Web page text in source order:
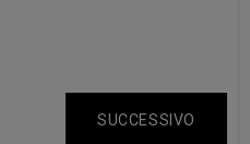
SUCCESSIVO